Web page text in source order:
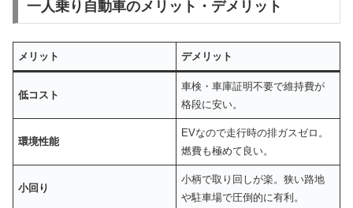
一人乗り自動車のメリット・デメリット
メリット デメリット
低コスト
車検・車庫証明不要で維持費が
格段に安い。
環境性能
EVなので走行時の排ガスゼロ。
燃費も極めて良い。
小回り
小柄で取り回しが楽。狭い路地
や駐車場で圧倒的に有利。